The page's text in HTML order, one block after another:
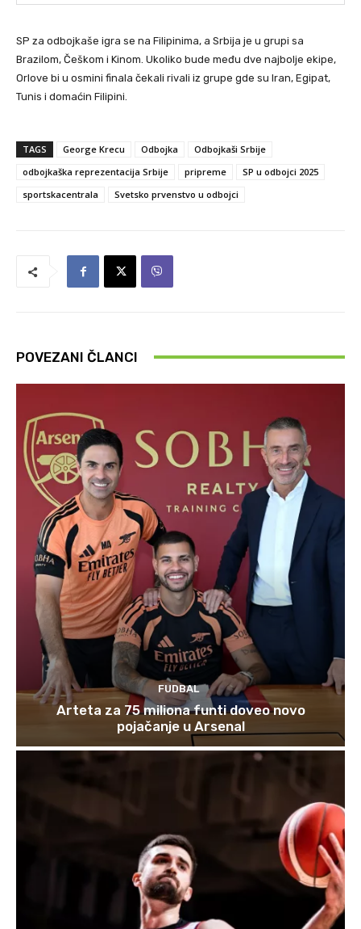
SP za odbojkaše igra se na Filipinima, a Srbija je u grupi sa
Brazilom, Češkom i Kinom. Ukoliko bude među dve najbolje ekipe,
Orlove bi u osmini finala čekali rivali iz grupe gde su Iran, Egipat,
Tunis i domaćin Filipini.
TAGS George Krecu Odbojka
Odbojkaši Srbije
odbojkaška reprezentacija Srbije
pripreme
SP u odbojci 2025
sportskacentrala
Svetsko prvenstvo u odbojci
POVEZANI ČLANCI
FUDBAL
Arteta za 75 miliona funti doveo novo
pojačanje u Arsenal